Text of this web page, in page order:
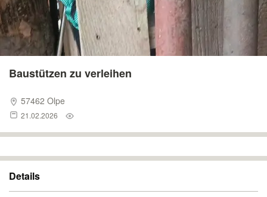
Baustützen zu verleihen
57462 Olpe
21.02.2026
Details